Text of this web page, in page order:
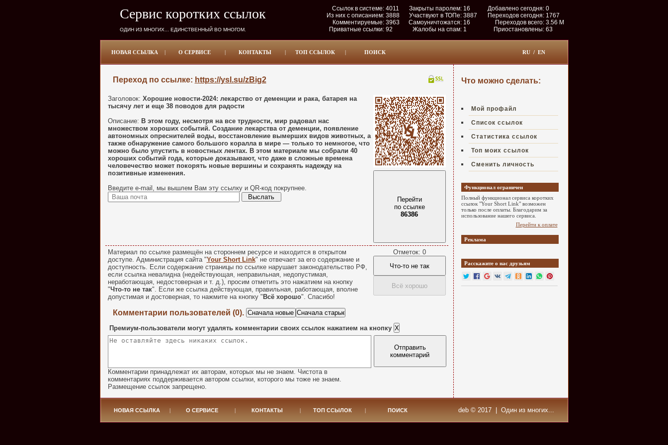
Сервис коротких ссылок
ОДИН ИЗ МНОГИХ... ЕДИНСТВЕННЫЙ ВО МНОГОМ.
Ссылок в системе: 4011 Закрыты паролем: 16 Добавлено сегодня: 0
Из них с описанием: 3888 Участвуют в ТОПе: 3887 Переходов сегодня: 1767
Комментируемые: 3963 Самоуничтожатся: 16 Переходов всего: 3.56 M
Приватные ссылки: 92 Жалобы на спам: 1 Приостановлены: 63
НОВАЯ ССЫЛКА | О СЕРВИСЕ | КОНТАКТЫ | ТОП ССЫЛОК | ПОИСК RU / EN
Переход по ссылке: https://ysl.su/zBig2
Заголовок: Хорошие новости-2024: лекарство от деменции и рака, батарея на
тысячу лет и еще 38 поводов для радости
Описание: В этом году, несмотря на все трудности, мир радовал нас
множеством хороших событий. Создание лекарства от деменции, появление
автономных опреснителей воды, восстановление вымерших видов животных, а
также обнаружение самого большого коралла в мире — только то немногое, что
можно было упустить в новостных лентах. В этом материале мы собрали 40
хороших событий года, которые доказывают, что даже в сложные времена
человечество может покорять новые вершины и сохранять надежду на
позитивные изменения.
Введите e-mail, мы вышлем Вам эту ссылку и QR-код покрупнее.
Перейти
по ссылке
86386
Материал по ссылке размещён на стороннем ресурсе и находится в открытом
доступе. Администрация сайта "Your Short Link" не отвечает за его содержание и
доступность. Если содержание страницы по ссылке нарушает законодательство РФ,
если ссылка невалидна (недействующая, неправильная, недопустимая,
неработающая, недостоверная и т. д.), просим отметить это нажатием на кнопку
"Что-то не так". Если же ссылка действующая, правильная, работающая, вполне
допустимая и достоверная, то нажмите на кнопку " Всё хорошо". Спасибо!
Отметок: 0
Что-то не так
Всё хорошо
Комментарии пользователей (0).
Премиум-пользователи могут удалять комментарии своих ссылок нажатием на кнопку
Комментарии принадлежат их авторам, которых мы не знаем. Чистота в
комментариях поддерживается автором ссылки, которого мы тоже не знаем.
Размещение ссылок запрещено.
Отправить
комментарий
Что можно сделать:
Мой профайл
Список ссылок
Статистика ссылок
Топ моих ссылок
Сменить личность
Функционал ограничен
Полный функционал сервиса коротких
ссылок "Your Short Link" возможен
только после оплаты. Благодарим за
использование нашего сервиса.
Перейти к оплате
Реклама
Расскажите о нас друзьям
НОВАЯ ССЫЛКА О СЕРВИСЕ КОНТАКТЫ ТОП ССЫЛОК ПОИСК deb © 2017 | Один из многих...